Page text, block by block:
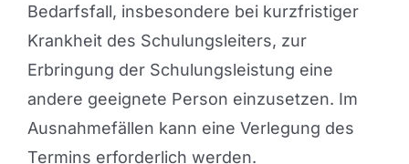
Bedarfsfall, insbesondere bei kurzfristiger
Krankheit des Schulungsleiters, zur
Erbringung der Schulungsleistung eine
andere geeignete Person einzusetzen. Im
Ausnahmefällen kann eine Verlegung des
Termins erforderlich werden.